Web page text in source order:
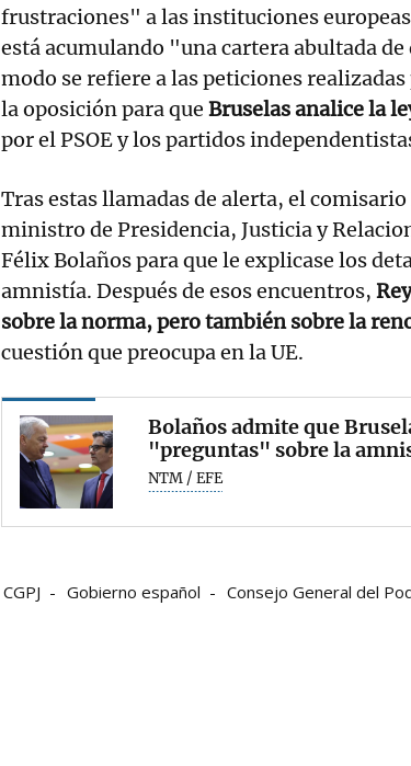
frustraciones" a las instituciones
está acumulando "una cartera abultada
modo se refiere a las peticiones
la oposición para que Bruselas analice la
por el PSOE y los partidos
Tras estas llamadas de alerta, el
ministro de Presidencia, Justicia y
Félix Bolaños para que le explicase los
amnistía. Después de esos encuentros,
sobre la norma, pero también sobre la
cuestión que preocupa en la UE.
Bolaños admite que
"preguntas" sobre la
NTM / EFE
CGPJ Gobierno español Consejo General del